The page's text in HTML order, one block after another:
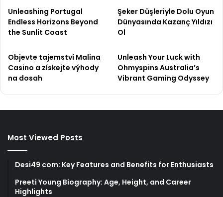
Unleashing Portugal
Endless Horizons Beyond
the Sunlit Coast
Şeker Düşleriyle Dolu Oyun
Dünyasında Kazanç Yıldızı
Ol
Objevte tajemství Malina
Casino a získejte výhody
na dosah
Unleash Your Luck with
Ohmyspins Australia’s
Vibrant Gaming Odyssey
Most Viewed Posts
Desi49 com: Key Features and Benefits for Enthusiasts
Preeti Young Biography: Age, Height, and Career
Highlights